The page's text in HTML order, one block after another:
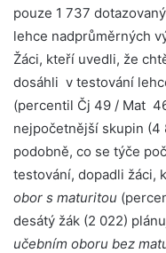
pouze 1 737
lehce nadprůměrných
Žáci, kteří uvedli, že
dosáhli v testování
(percentil Čj 49 / Mat
nejpočetnější skupin (4
podobně, co se týče
testování, dopadli žáci,
obor s maturitou
desátý žák (2 022)
učebním oboru bez